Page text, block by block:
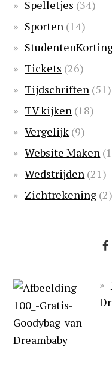
Spelletjes (34)
Sporten (14)
Tickets (26)
Tijdschriften (51)
TV kijken (18)
Vergelijk (9)
Website Maken
Wedstrijden (21)
Zichtrekening (2)